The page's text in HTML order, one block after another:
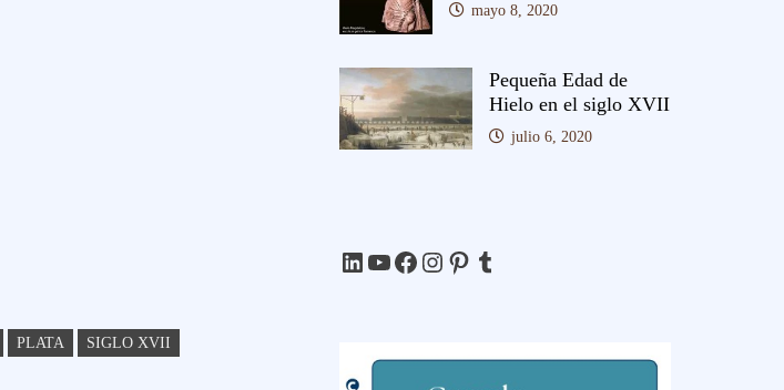
PLATA SIGLO XVII
mayo 8, 2020
Pequeña Edad de
Hielo en el siglo XVII
julio 6, 2020
LinkedIn
YouTube
Facebook
Instagram
Pinterest
Tumblr